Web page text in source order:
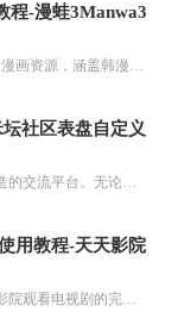
程-漫蛙3Manwa3
漫蛙MANWA3，汇聚全球热门漫画资源，涵盖韩漫、欧美漫画、国漫等多种类型，题材丰富多样，全方位满足用户阅读喜好。它不仅是阅读平台，更是创作平台，为广大用户打造零门槛创作环境。...
社区表盘自定义
米坛社区是专为钟表爱好者打造的交流平台。无论你是初涉钟表领域的普通爱好者，还是拥有多年收藏经验的资深玩家，都能在此找到属于自己的天地。 无需注册，就能轻松参与其中。通过专业的讨论论坛与丰富的交互功能，你可与世界各地的钟表爱好者畅快交流。若你钟情于钟表，米坛社区无疑是值得一试的理想之选。在这里，你能获取最新的手表资讯，交流见解，提升鉴赏品味，让每一块手表都成为收藏故事中重要的一部分。感兴趣的朋友，不要错过下载机会。...
用教程-天天影院
不少影视爱好者都在探寻天天影院观看电视剧的完整方法，结合最新平台使用规则，本篇新手入门攻略全面讲解观看渠道、检索流程、播放设置以及画面模式调整等实用内容。全文适配手机、电脑等主流设备，步骤简洁易懂，无论是初次使用的新手，还是想要优化观影体验的用户，都能参照内容快速上手，熟练掌握平台各项操作技巧，轻松畅享影视内容。...